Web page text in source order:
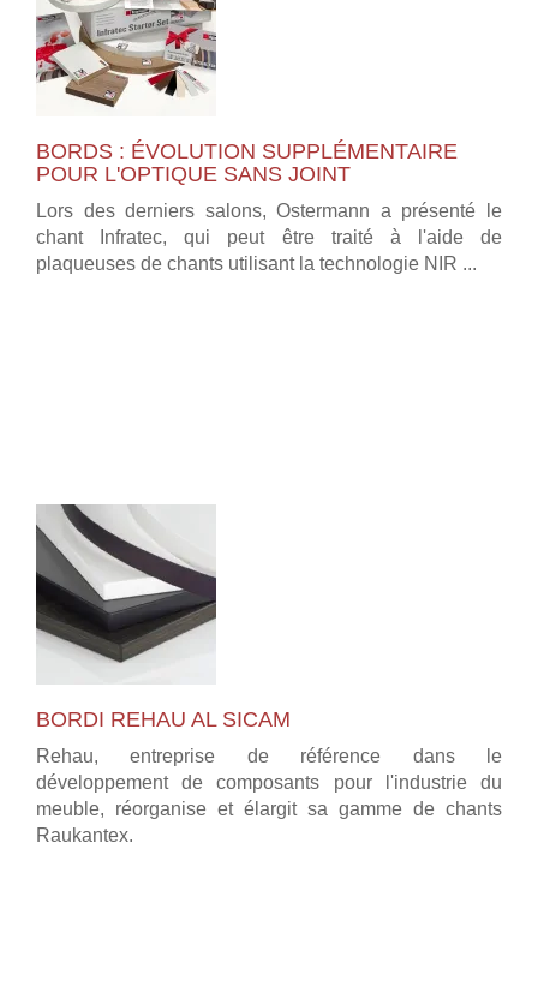
BORDS : ÉVOLUTION SUPPLÉMENTAIRE
POUR L'OPTIQUE SANS JOINT
Lors des derniers salons, Ostermann a présenté le
chant Infratec, qui peut être traité à l'aide de
plaqueuses de chants utilisant la technologie NIR ...
BORDI REHAU AL SICAM
Rehau, entreprise de référence dans le
développement de composants pour l'industrie du
meuble, réorganise et élargit sa gamme de chants
Raukantex.